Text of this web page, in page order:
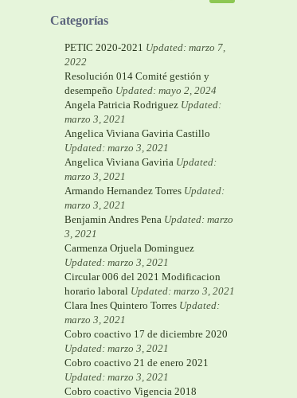
Categorías
PETIC 2020-2021 Updated: marzo 7,
2022
Resolución 014 Comité gestión y
desempeño Updated: mayo 2, 2024
Angela Patricia Rodriguez Updated:
marzo 3, 2021
Angelica Viviana Gaviria Castillo
Updated: marzo 3, 2021
Angelica Viviana Gaviria Updated:
marzo 3, 2021
Armando Hernandez Torres Updated:
marzo 3, 2021
Benjamin Andres Pena Updated: marzo
3, 2021
Carmenza Orjuela Dominguez
Updated: marzo 3, 2021
Circular 006 del 2021 Modificacion
horario laboral Updated: marzo 3, 2021
Clara Ines Quintero Torres Updated:
marzo 3, 2021
Cobro coactivo 17 de diciembre 2020
Updated: marzo 3, 2021
Cobro coactivo 21 de enero 2021
Updated: marzo 3, 2021
Cobro coactivo Vigencia 2018